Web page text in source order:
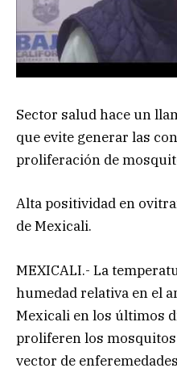
Sector salud hace un
que evite generar las
proliferación de
Alta positividad en
de Mexicali.
MEXICALI.- La
humedad relativa en el
Mexicali en los últimos
proliferen los mosquitos
vector de